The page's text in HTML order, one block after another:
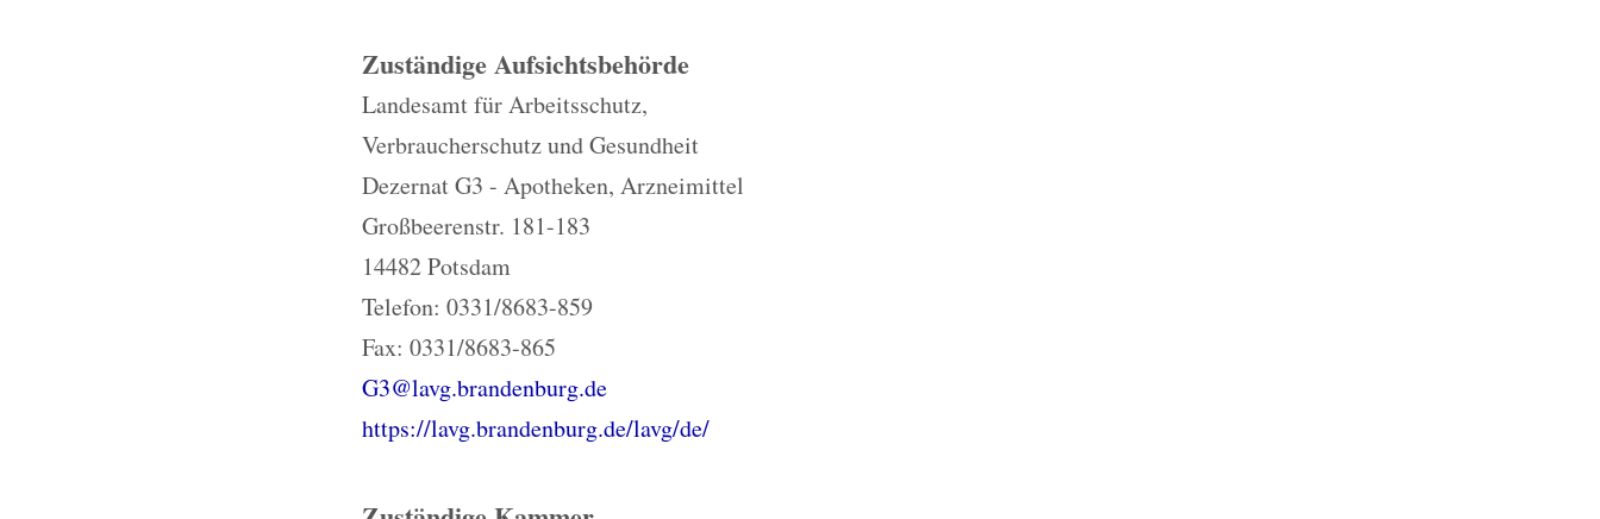
Zuständige Aufsichtsbehörde
Landesamt für Arbeitsschutz,
Verbraucherschutz und Gesundheit
Dezernat G3 - Apotheken, Arzneimittel
Großbeerenstr. 181-183
14482 Potsdam
Telefon: 0331/8683-859
Fax: 0331/8683-865
G3@lavg.brandenburg.de
https://lavg.brandenburg.de/lavg/de/